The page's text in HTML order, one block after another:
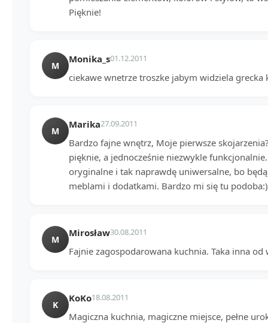
Pięknie!
M
Monika_s01.12.2011
ciekawe wnetrze troszke jabym widziela grecka
M
Marika27.09.2011
Bardzo fajne wnętrz, Moje pierwsze
pięknie, a jednocześnie niezwykle
oryginalne i tak naprawdę uniwersalne, bo
meblami i dodatkami. Bardzo mi się tu
M
Mirosław30.08.2011
Fajnie zagospodarowana kuchnia. Taka inna od
K
KoKo18.08.2011
Magiczna kuchnia, magiczne miejsce, pełne